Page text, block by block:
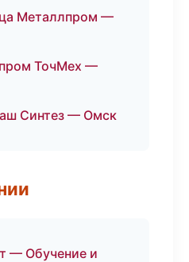
Металлпром —
ТочМех —
Синтез — Омск
— Обучение и